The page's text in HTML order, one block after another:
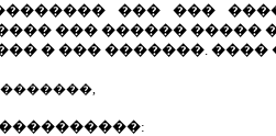
��� ���
��� ������
� ��� �������.